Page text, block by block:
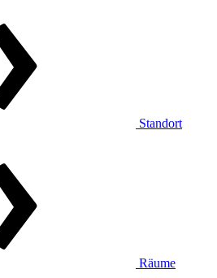
Standort
Räume